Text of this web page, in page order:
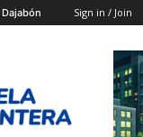
Dajabón Sign in / Join